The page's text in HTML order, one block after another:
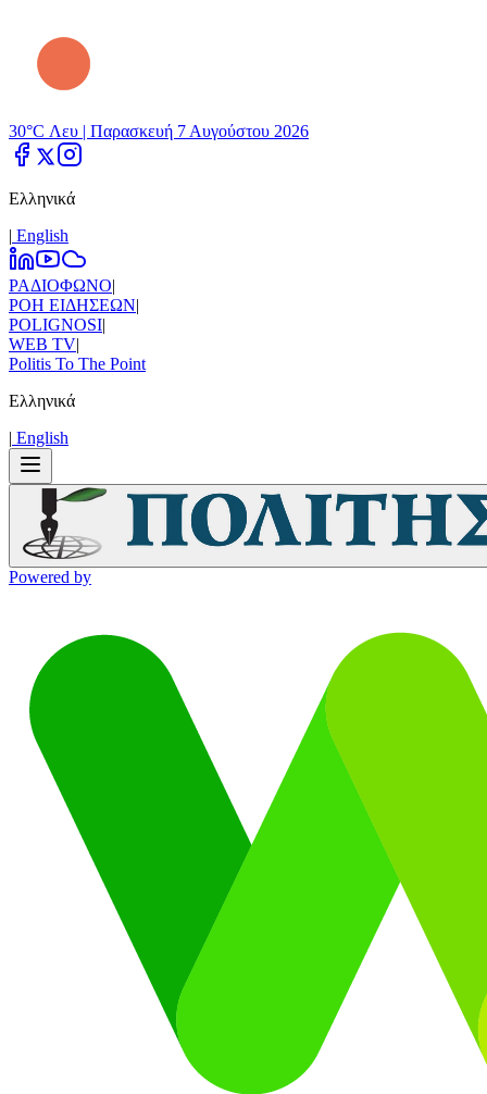
30°C Λευ | Παρασκευή 7 Αυγούστου 2026
Ελληνικά
| Εnglish
ΡΑΔΙΟΦΩΝΟ|
ΡΟΗ ΕΙΔΗΣΕΩΝ|
POLIGNOSI|
WEB TV|
Politis To The Point
Ελληνικά
| Εnglish
Powered by